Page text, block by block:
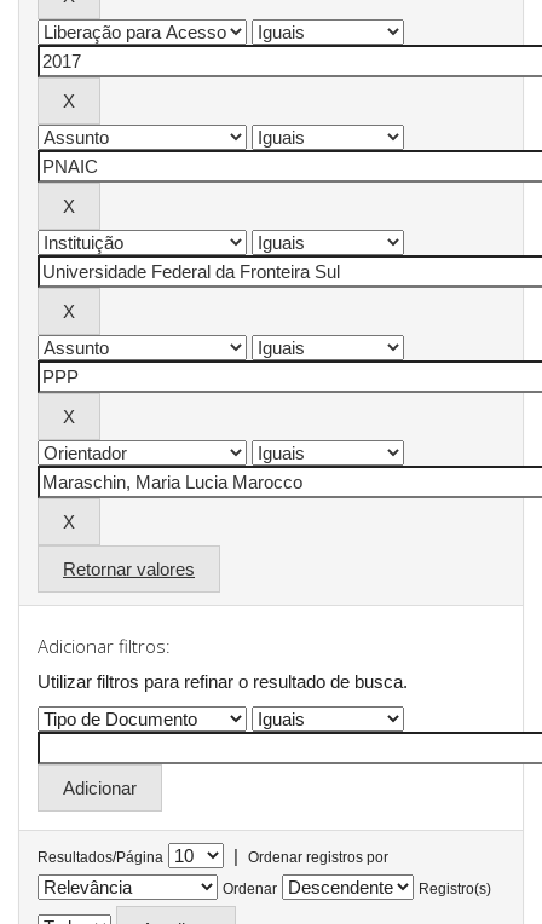
Retornar valores
Adicionar filtros:
Utilizar filtros para refinar o resultado de busca.
Resultados/Página |
Ordenar registros por
Ordenar
Registro(s)